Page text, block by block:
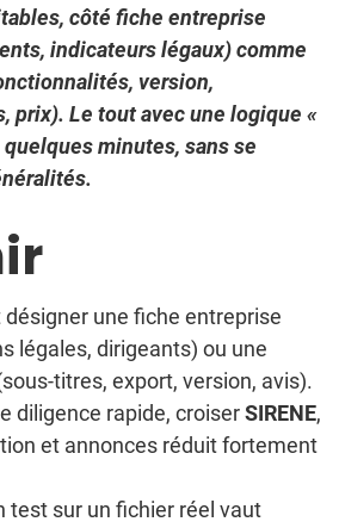
côté fiche entreprise
indicateurs légaux) comme
version,
prix). Le tout avec une logique «
minutes, sans se
désigner une fiche entreprise
légales, dirigeants) ou une
titres, export, version, avis).
diligence rapide, croiserSIRENE,
et annonces réduit fortement
test sur un fichier réel vaut